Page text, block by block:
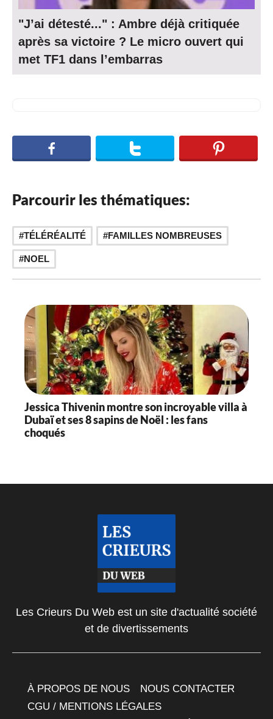
"J’ai détesté..." : Ambre déjà critiquée
après sa victoire ? Le micro ouvert qui
met TF1 dans l’embarras
Parcourir les thématiques:
TÉLÉRÉALITÉ FAMILLES NOMBREUSES
NOEL
Jessica Thivenin montre son incroyable villa à
Dubaï et ses 8 sapins de Noël : les fans
choqués
Les Crieurs Du Web est un site d'actualité société
et de divertissements
À PROPOS DE NOUS
NOUS CONTACTER
CGU / MENTIONS LÉGALES